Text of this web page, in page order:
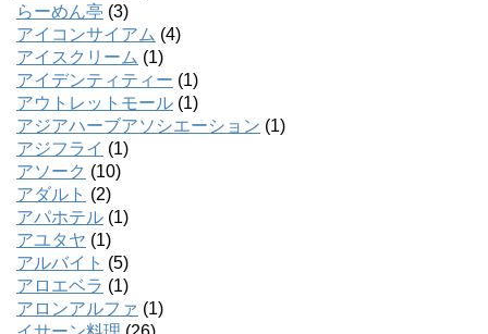
らーめん亭 (3)
アイコンサイアム (4)
アイスクリーム (1)
アイデンティティー (1)
アウトレットモール (1)
アジアハーブアソシエーション (1)
アジフライ (1)
アソーク (10)
アダルト (2)
アパホテル (1)
アユタヤ (1)
アルバイト (5)
アロエベラ (1)
アロンアルファ (1)